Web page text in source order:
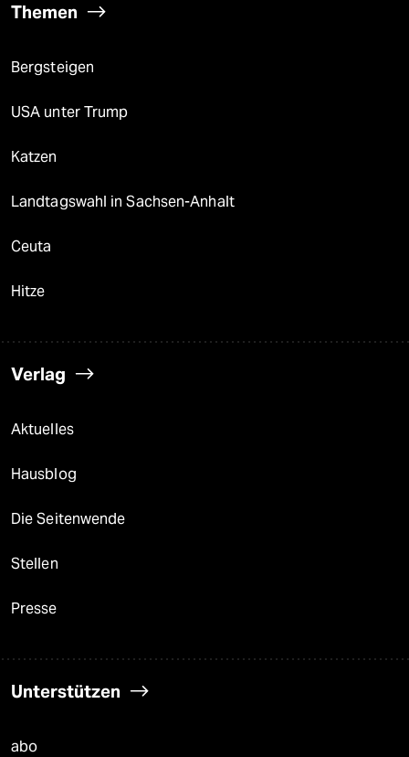
Themen
Bergsteigen
USA unter Trump
Katzen
Landtagswahl in Sachsen-Anhalt
Ceuta
Hitze
Verlag
Aktuelles
Hausblog
Die Seitenwende
Stellen
Presse
Unterstützen
abo